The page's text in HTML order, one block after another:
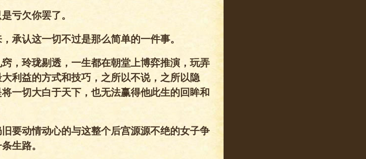
亏欠你罢了。
承认这一切不过是那么简单的一件事。
，玲珑剔透，一生都在朝堂上博弈推演，玩弄
利益的方式和技巧，之所以不说，之所以隐
一切大白于天下，也无法赢得他此生的回眸和
要动情动心的与这整个后宫源源不绝的女子争
生路。